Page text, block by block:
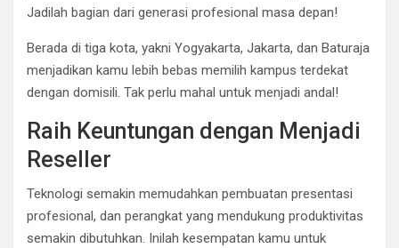
Jadilah bagian dari generasi profesional masa depan!
Berada di tiga kota, yakni Yogyakarta, Jakarta, dan Baturaja
menjadikan kamu lebih bebas memilih kampus terdekat
dengan domisili. Tak perlu mahal untuk menjadi andal!
Raih Keuntungan dengan Menjadi
Reseller
Teknologi semakin memudahkan pembuatan presentasi
profesional, dan perangkat yang mendukung produktivitas
semakin dibutuhkan. Inilah kesempatan kamu untuk